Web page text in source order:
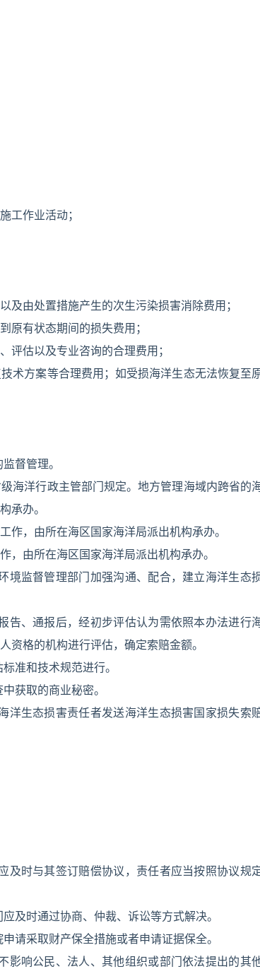
工作业活动；
及由处置措施产生的次生污染损害消除费用；
原有状态期间的损失费用；
评估以及专业咨询的合理费用；
术方案等合理费用；如受损海洋生态无法恢复至
督管理。
海洋行政主管部门规定。地方管理海域内跨省的
承办。
，由所在海区国家海洋局派出机构承办。
，由所在海区国家海洋局派出机构承办。
境监督管理部门加强沟通、配合，建立海洋生态
告、通报后，经初步评估认为需依照本办法进行
资格的机构进行评估，确定索赔金额。
准和技术规范进行。
获取的商业秘密。
洋生态损害责任者发送海洋生态损害国家损失索
及时与其签订赔偿协议，责任者应当按照协议规
及时通过协商、仲裁、诉讼等方式解决。
请采取财产保全措施或者申请证据保全。
影响公民、法人、其他组织或部门依法提出的其